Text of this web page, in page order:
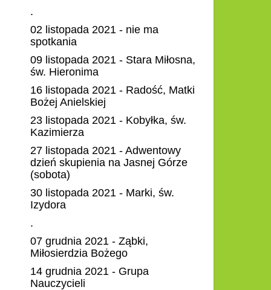
.
02 listopada 2021 - nie ma
spotkania
09 listopada 2021 - Stara Miłosna,
św. Hieronima
16 listopada 2021 - Radość, Matki
Bożej Anielskiej
23 listopada 2021 - Kobyłka, św.
Kazimierza
27 listopada 2021 - Adwentowy
dzień skupienia na Jasnej Górze
(sobota)
30 listopada 2021 - Marki, św.
Izydora
.
07 grudnia 2021 - Ząbki,
Miłosierdzia Bożego
14 grudnia 2021 - Grupa
Nauczycieli